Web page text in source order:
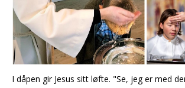
I dåpen gir Jesus sitt løfte. "Se, jeg er med